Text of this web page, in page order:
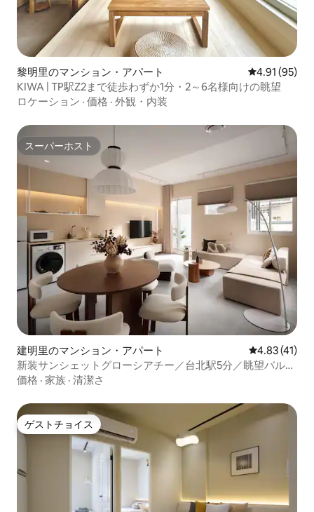
黎明里のマンション・アパート レビュー95
4.91 (95)
KIWA | TP駅Z2まで徒歩わずか1分・2～6名様向けの眺望
ロケーション · 価格 · 外観・内装
スーパーホスト
スーパーホスト
建明里のマンション・アパート レビュー41
4.83 (41)
新装サンシェットグローシアチー／台北駅5分／眺望バルコ
ニー／ダブルバスルーム
価格 · 家族 · 清潔さ
ゲストチョイス
ゲストチョイス